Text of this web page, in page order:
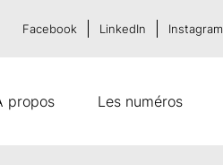
propos Les numéros
Facebook LinkedIn Instagram